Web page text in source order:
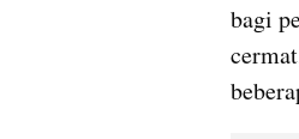
bagi